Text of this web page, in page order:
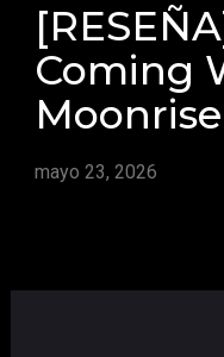
Coming
mayo 23, 2026